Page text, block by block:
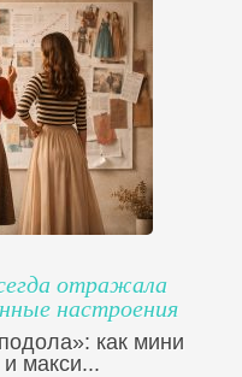
отражала
настроения
как мини
макси...